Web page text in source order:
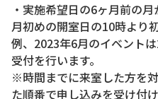
・実施希望日の6ヶ月前の
月初めの開室日の10時より
例、2023年6月のイベント
受付を行います。
※時間までに来室した方を
た順番で申し込みを受け付け